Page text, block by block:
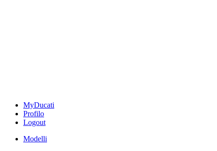
MyDucati
Profilo
Logout
Modelli